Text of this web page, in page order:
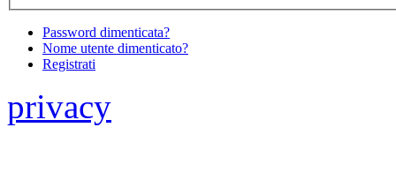
Password dimenticata?
Nome utente dimenticato?
Registrati
privacy